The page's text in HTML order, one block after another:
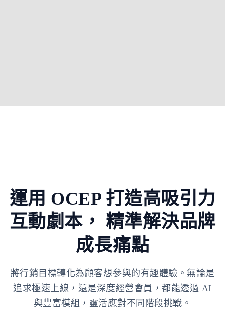
運用 OCEP 打造高吸引力
互動劇本， 精準解決品牌
成長痛點
將行銷目標轉化為顧客想參與的有趣體驗。無論是
追求極速上線，還是深度經營會員，都能透過 AI
與豐富模組，靈活應對不同階段挑戰。